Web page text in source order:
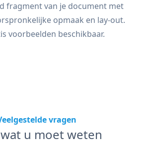
fragment van je document met
opmaak en lay-out.
voorbeelden beschikbaar.
vragen
u moet weten